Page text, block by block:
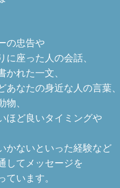
の忠告や
に座った人の会話、
れた一文、
あなたの身近な人の言葉
、
ほど良いタイミングや
かないといった経験など
してメッセージを
います。